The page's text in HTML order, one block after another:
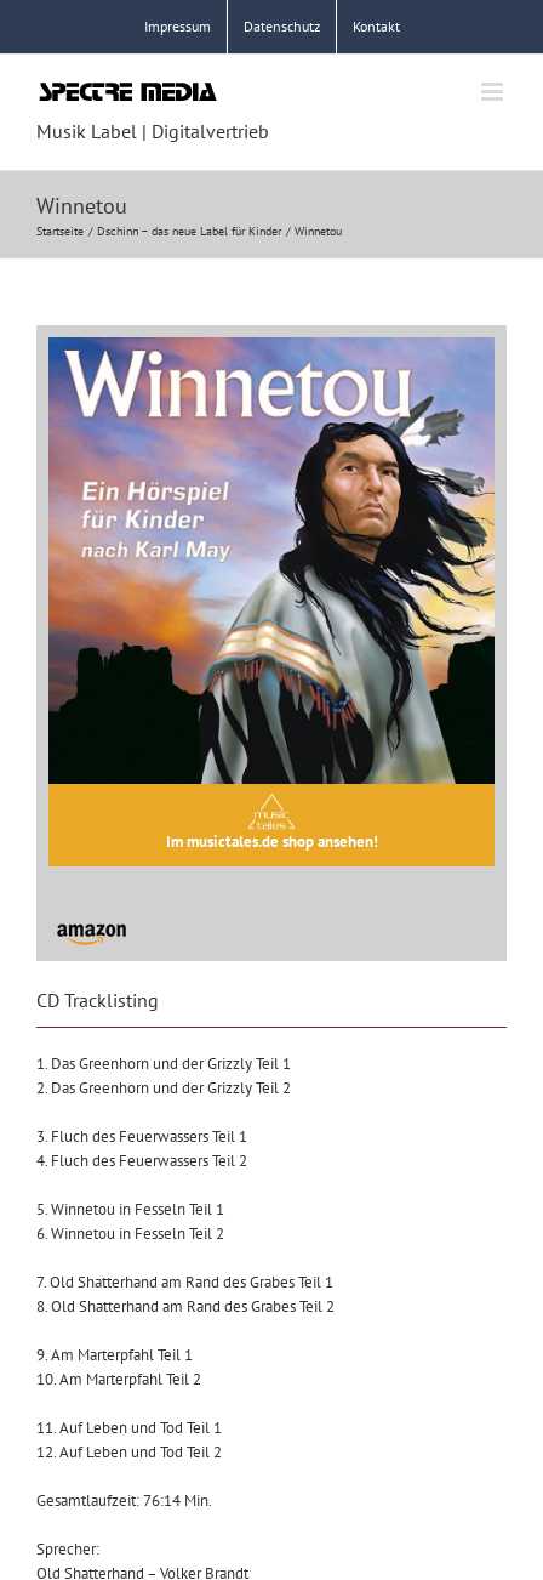
springen
Impressum Datenschutz Kontakt
Musik Label | Digitalvertrieb
Winnetou
Startseite Dschinn – das neue Label für Kinder Winnetou
Im musictales.de shop ansehen!
CD Tracklisting
1. Das Greenhorn und der Grizzly Teil 1
2. Das Greenhorn und der Grizzly Teil 2
3. Fluch des Feuerwassers Teil 1
4. Fluch des Feuerwassers Teil 2
5. Winnetou in Fesseln Teil 1
6. Winnetou in Fesseln Teil 2
7. Old Shatterhand am Rand des Grabes Teil 1
8. Old Shatterhand am Rand des Grabes Teil 2
9. Am Marterpfahl Teil 1
10. Am Marterpfahl Teil 2
11. Auf Leben und Tod Teil 1
12. Auf Leben und Tod Teil 2
Gesamtlaufzeit: 76:14 Min.
Sprecher:
Old Shatterhand – Volker Brandt